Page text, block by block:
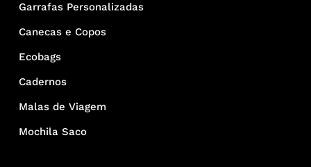
Garrafas Personalizadas
Canecas e Copos
Ecobags
Cadernos
Malas de Viagem
Mochila Saco